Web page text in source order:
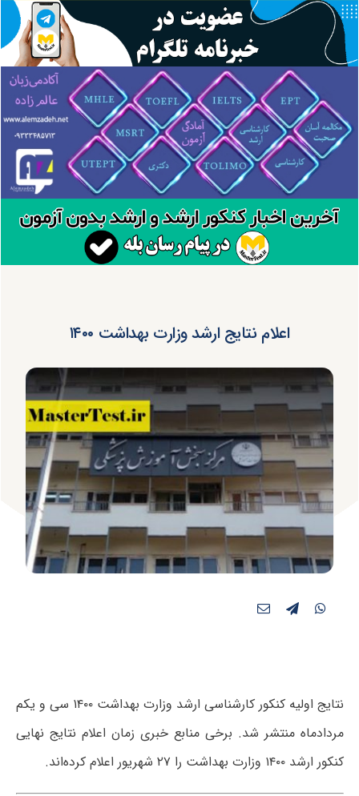
اعلام نتایج ارشد وزارت بهداشت ۱۴۰۰
نتایج اولیه کنکور کارشناسی ارشد وزارت بهداشت ۱۴۰۰ سی و یکم
مردادماه منتشر شد. برخی منابع خبری زمان اعلام نتایج نهایی
کنکور ارشد ۱۴۰۰ وزارت بهداشت را ۲۷ شهریور اعلام کرده‌اند.